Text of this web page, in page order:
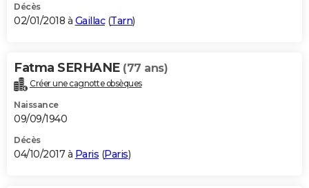
Décès
02/01/2018 à Gaillac(Tarn)
Fatma SERHANE (77 ans)
Créer une cagnotte obsèques
Naissance
09/09/1940
Décès
04/10/2017 à Paris (Paris)